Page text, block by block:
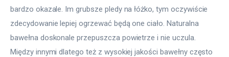
bardzo okazale. Im grubsze pledy na łóżko, tym oczywiście
zdecydowanie lepiej ogrzewać będą one ciało. Naturalna
bawełna doskonale przepuszcza powietrze i nie uczula.
Między innymi dlatego też z wysokiej jakości bawełny często